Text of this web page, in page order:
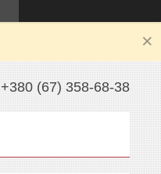
+380 (67) 358-68-38